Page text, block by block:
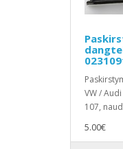
VW /
107,
5.00€